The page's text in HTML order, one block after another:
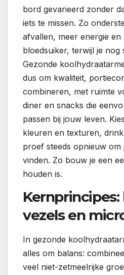
bord gevarieerd zonder
iets te missen. Zo
afvallen, meer energie en
bloedsuiker, terwijl je nog
Gezonde
dus om kwaliteit,
combineren, met ruimte
diner en snacks die
passen bij jouw leven.
kleuren en texturen,
proef steeds opnieuw om
vinden. Zo bouw je een
houden is.
Kernprincipes:
vezels en
In gezonde
alles om balans:
veel niet-zetmeelrijke